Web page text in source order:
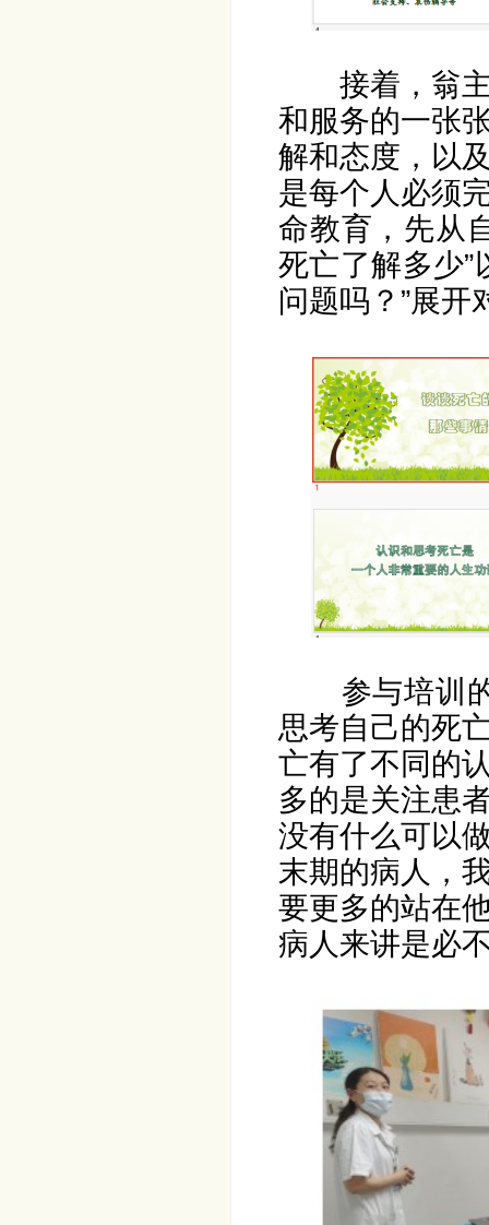
接着，翁
和服务的一张
解和态度，以
是每个人必须
命教育，先从
死亡了解多少”
问题吗？”展开
参与培训
思考自己的死
亡有了不同的
多的是关注患
没有什么可以
末期的病人，
要更多的站在
病人来讲是必